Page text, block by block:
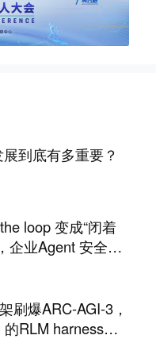
到底有多重要？
loop 变成“闭着
企业Agent 安全还
刷爆ARC-AGI-3，
的RLM harness引